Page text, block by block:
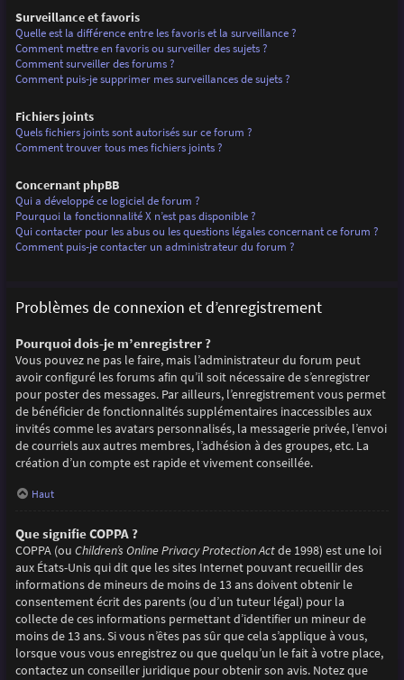
Surveillance et favoris
Quelle est la différence entre les favoris et la surveillance ?
Comment mettre en favoris ou surveiller des sujets ?
Comment surveiller des forums ?
Comment puis-je supprimer mes surveillances de sujets ?
Fichiers joints
Quels fichiers joints sont autorisés sur ce forum ?
Comment trouver tous mes fichiers joints ?
Concernant phpBB
Qui a développé ce logiciel de forum ?
Pourquoi la fonctionnalité X n’est pas disponible ?
Qui contacter pour les abus ou les questions légales concernant ce forum ?
Comment puis-je contacter un administrateur du forum ?
Problèmes de connexion et d’enregistrement
Pourquoi dois-je m’enregistrer ?
Vous pouvez ne pas le faire, mais l’administrateur du forum peut
avoir configuré les forums afin qu’il soit nécessaire de s’enregistrer
pour poster des messages. Par ailleurs, l’enregistrement vous permet
de bénéficier de fonctionnalités supplémentaires inaccessibles aux
invités comme les avatars personnalisés, la messagerie privée, l’envoi
de courriels aux autres membres, l’adhésion à des groupes, etc. La
création d’un compte est rapide et vivement conseillée.
Haut
Que signifie COPPA ?
COPPA (ou Children’s Online Privacy Protection Actde 1998) est une loi
aux États-Unis qui dit que les sites Internet pouvant recueillir des
informations de mineurs de moins de 13 ans doivent obtenir le
consentement écrit des parents (ou d’un tuteur légal) pour la
collecte de ces informations permettant d’identifier un mineur de
moins de 13 ans. Si vous n’êtes pas sûr que cela s’applique à vous,
lorsque vous vous enregistrez ou que quelqu’un le fait à votre place,
contactez un conseiller juridique pour obtenir son avis. Notez que